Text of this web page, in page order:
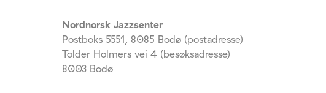
Nordnorsk Jazzsenter
Postboks 5551, 8085 Bodø (postadresse)
Tolder Holmers vei 4 (besøksadresse)
8003 Bodø